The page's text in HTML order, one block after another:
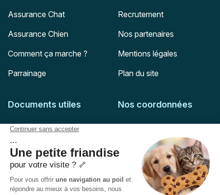
Assurance Chat
Assurance Chien
Comment ça marche ?
Parrainage
Recrutement
Nos partenaires
Mentions légales
Plan du site
Documents utiles
Feuille de soins
Conditions générales
Politique de confidentialité
Politique des Cookies
Nos coordonnées
51-55 rue Hoche
94767
Ivry-sur-Seine
Pas encore client ?
Mail :
adhesion@assuropoil.com